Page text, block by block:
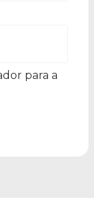
para a